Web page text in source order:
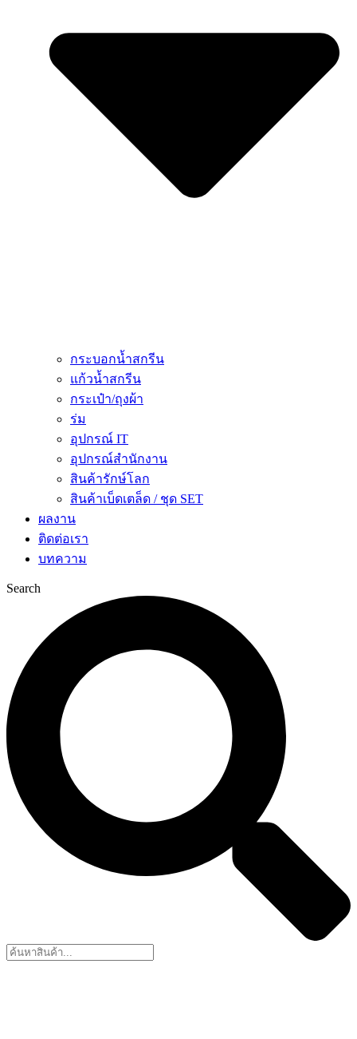
กระบอกน้ำสกรีน
แก้วน้ำสกรีน
กระเป๋า/ถุงผ้า
ร่ม
อุปกรณ์ IT
อุปกรณ์สำนักงาน
สินค้ารักษ์โลก
สินค้าเบ็ดเตล็ด / ชุด SET
ผลงาน
ติดต่อเรา
บทความ
Search